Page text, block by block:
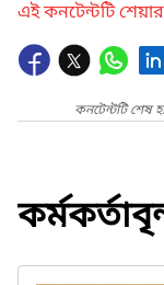
এই কনটেন্টটি
কনটেন্টটি শেষ